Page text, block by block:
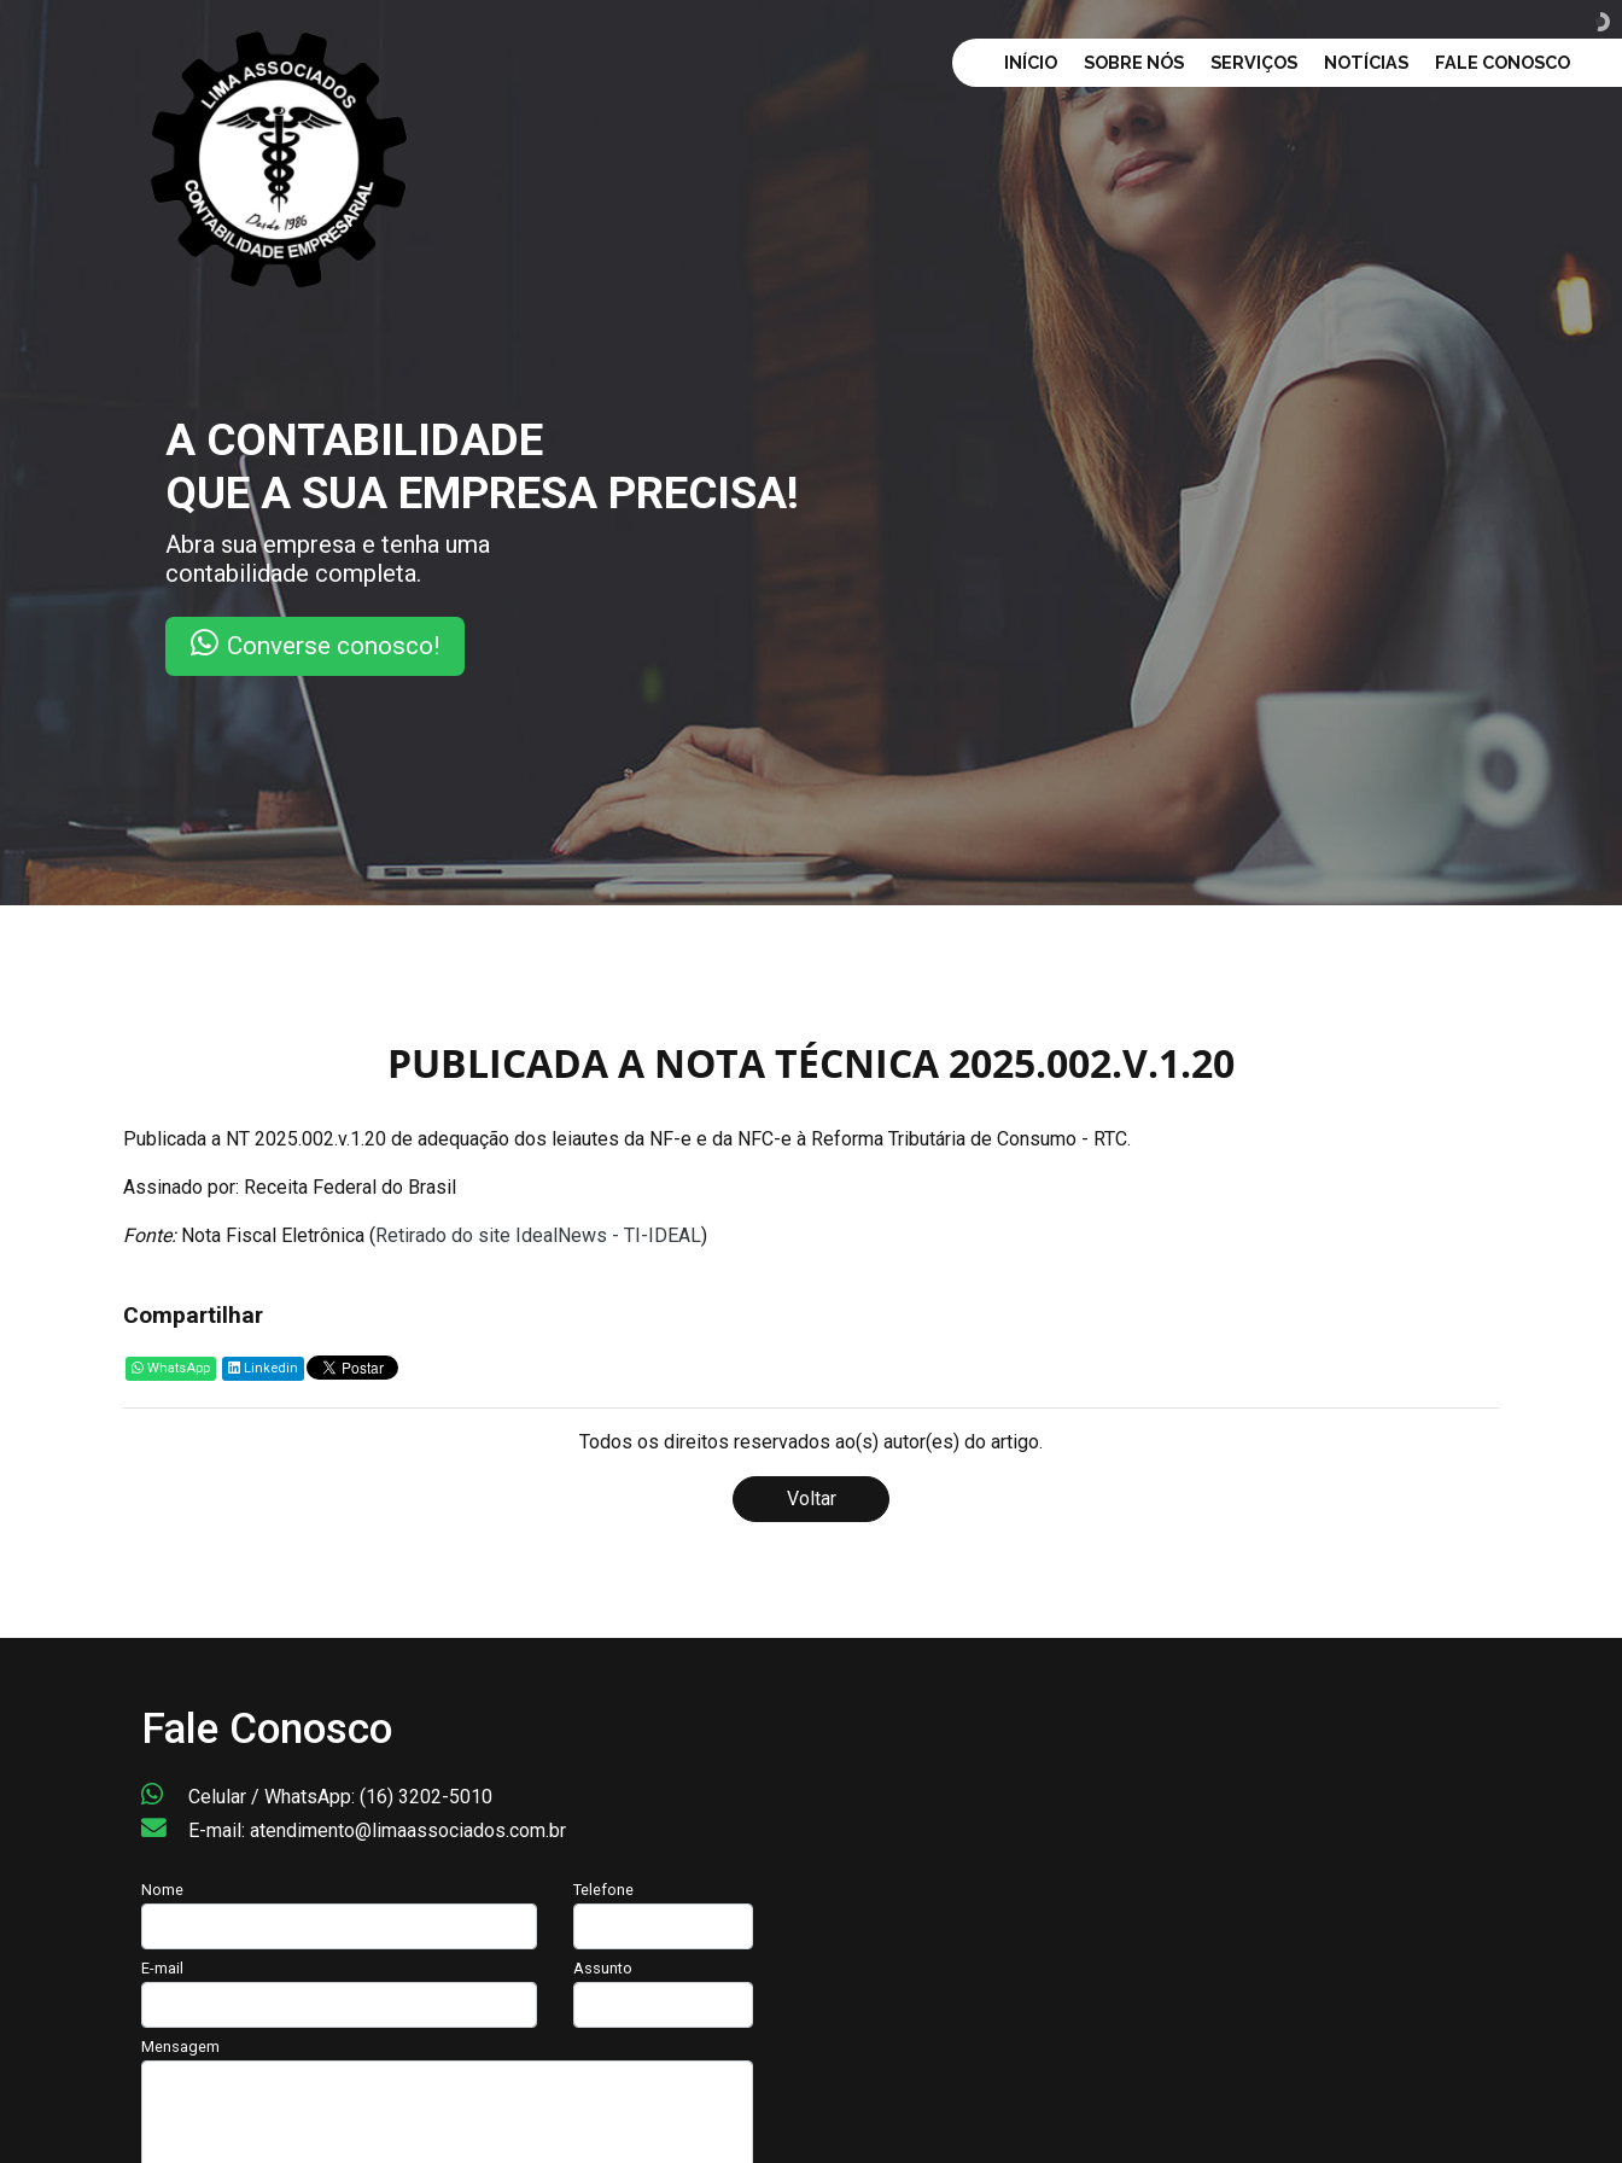
INÍCIO SOBRE NÓS SERVIÇOS NOTÍCIAS FALE CONOSCO
A CONTABILIDADE
QUE A SUA EMPRESA PRECISA!
Abra sua empresa e tenha uma
contabilidade completa.
Converse conosco!
PUBLICADA A NOTA TÉCNICA 2025.002.V.1.20
Publicada a NT 2025.002.v.1.20 de adequação dos leiautes da NF-e e da NFC-e à Reforma Tributária de Consumo - RTC.
Assinado por: Receita Federal do Brasil
Fonte:Nota Fiscal Eletrônica (Retirado do site IdealNews - TI-IDEAL)
Compartilhar
WhatsApp Linkedin
Todos os direitos reservados ao(s) autor(es) do artigo.
Voltar
Fale Conosco
Celular / WhatsApp: (16) 3202-5010
E-mail: atendimento@limaassociados.com.br
Nome Telefone
E-mail Assunto
Mensagem